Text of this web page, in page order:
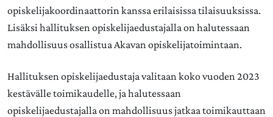
opiskelijakoordinaattorin kanssa erilaisissa tilaisuuksissa.
Lisäksi hallituksen opiskelijaedustajalla on halutessaan
mahdollisuus osallistua Akavan opiskelijatoimintaan.
Hallituksen opiskelijaedustaja valitaan koko vuoden 2023
kestävälle toimikaudelle, ja halutessaan
opiskelijaedustajalla on mahdollisuus jatkaa toimikauttaan